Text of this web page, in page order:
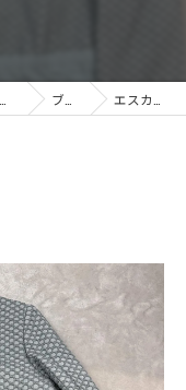
ブログ エスカーダ